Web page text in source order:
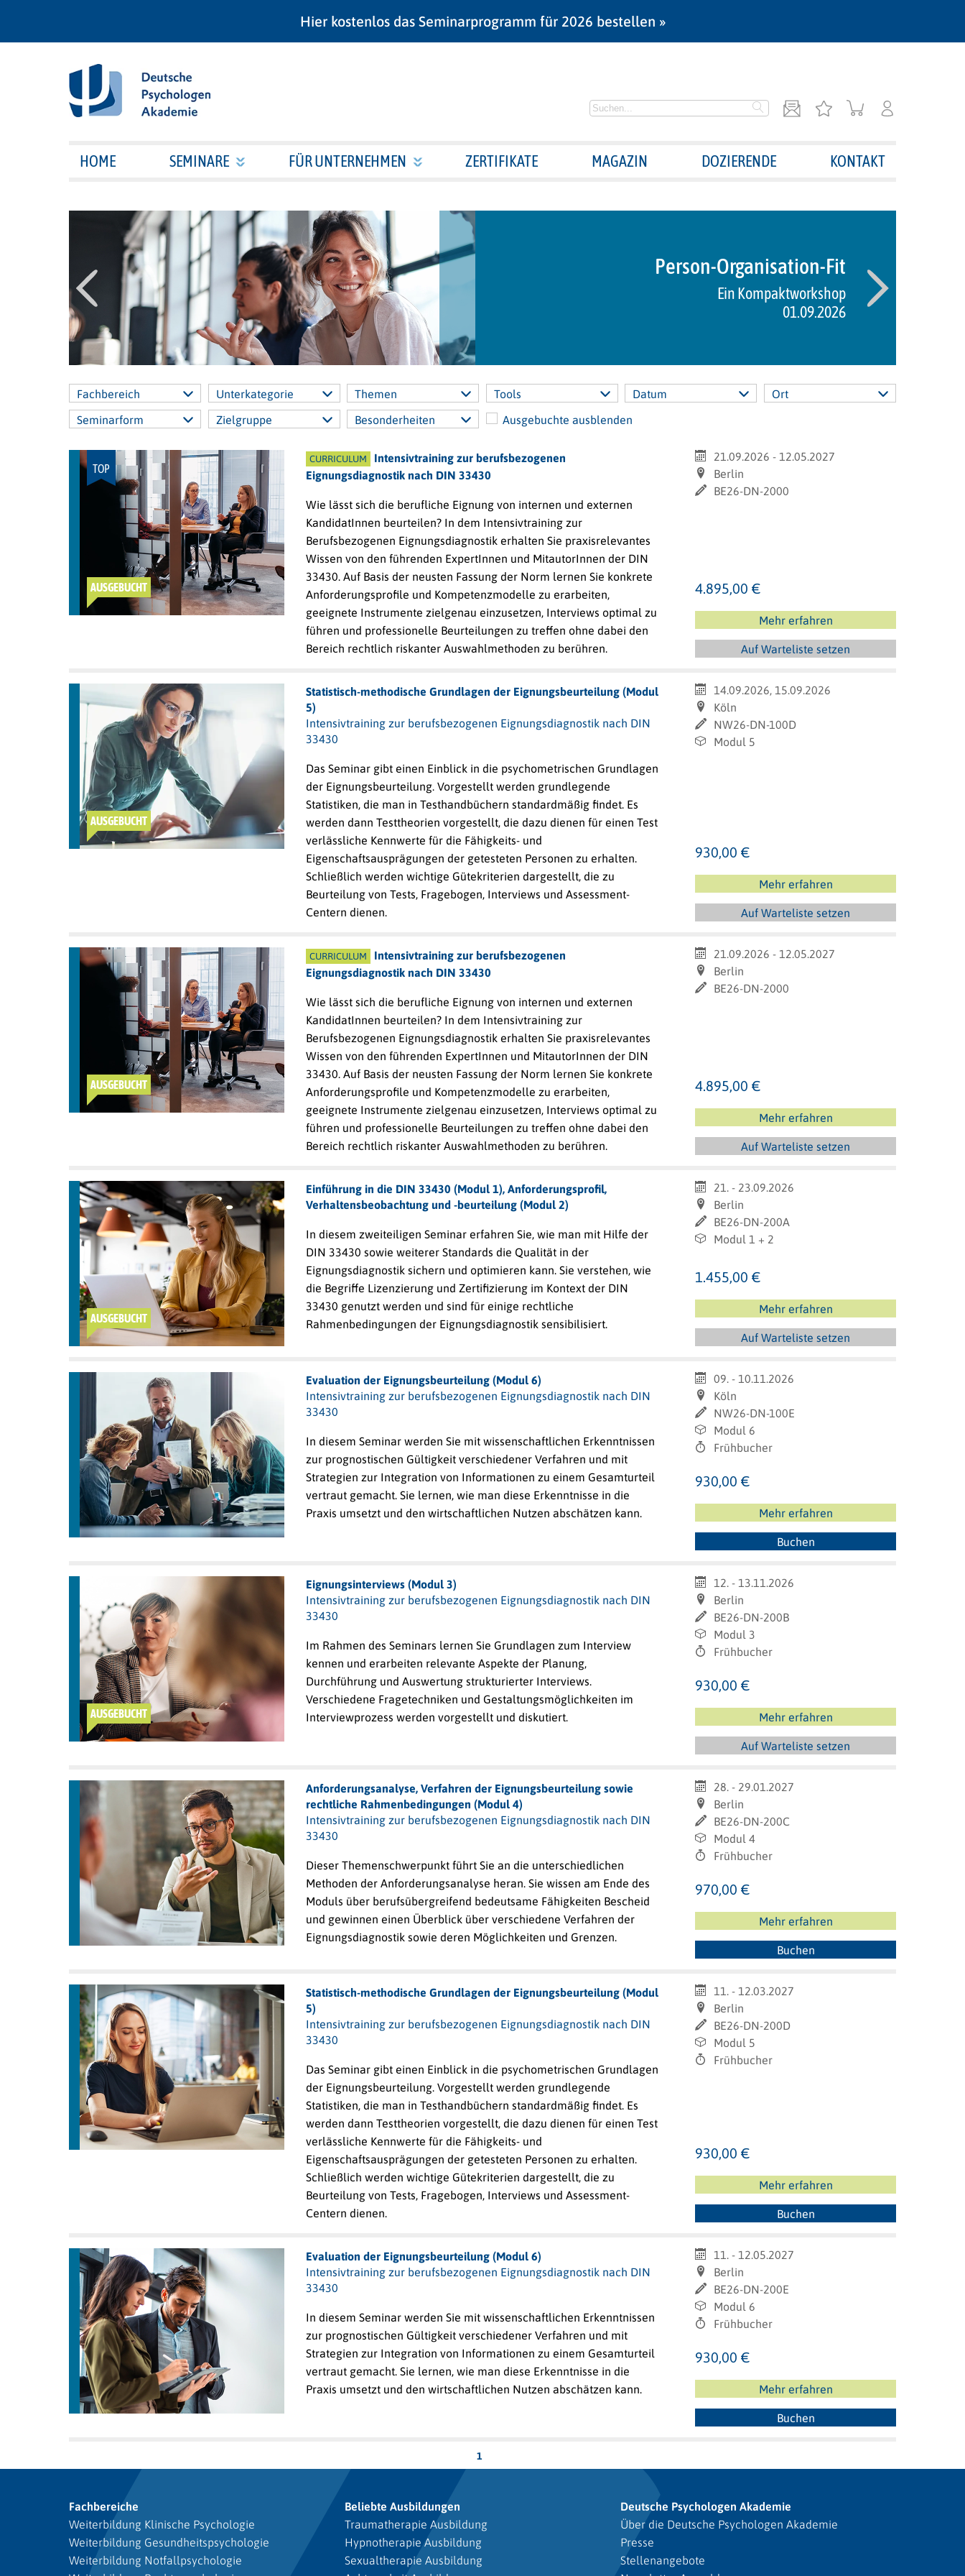
Hier kostenlos das Seminarprogramm für 2026 bestellen »
HOME SEMINARE FÜR UNTERNEHMEN ZERTIFIKATE MAGAZIN DOZIERENDE KONTAKT
Person-Organisation-Fit
Ein Kompaktworkshop
01.09.2026
Fachbereich Unterkategorie Themen Tools Datum
Ort
Seminarform
Zielgruppe Besonderheiten Ausgebuchte ausblenden
TOP
AUSGEBUCHT
CURRICULUM
Intensivtraining zur berufsbezogenen
Eignungsdiagnostik nach DIN 33430
Wie lässt sich die berufliche Eignung von internen und externen
KandidatInnen beurteilen? In dem Intensivtraining zur
Berufsbezogenen Eignungsdiagnostik erhalten Sie praxisrelevantes
Wissen von den führenden ExpertInnen und MitautorInnen der DIN
33430. Auf Basis der neusten Fassung der Norm lernen Sie konkrete
Anforderungsprofile und Kompetenzmodelle zu erarbeiten,
geeignete Instrumente zielgenau einzusetzen, Interviews optimal zu
führen und professionelle Beurteilungen zu treffen ohne dabei den
Bereich rechtlich riskanter Auswahlmethoden zu berühren.
21.09.2026 - 12.05.2027
Berlin
BE26-DN-2000
4.895,00 €
Mehr erfahren
Auf Warteliste setzen
AUSGEBUCHT
Statistisch-methodische Grundlagen der Eignungsbeurteilung (Modul
5)
Intensivtraining zur berufsbezogenen Eignungsdiagnostik nach DIN
33430
Das Seminar gibt einen Einblick in die psychometrischen Grundlagen
der Eignungsbeurteilung. Vorgestellt werden grundlegende
Statistiken, die man in Testhandbüchern standardmäßig findet. Es
werden dann Testtheorien vorgestellt, die dazu dienen für einen Test
verlässliche Kennwerte für die Fähigkeits- und
Eigenschaftsausprägungen der getesteten Personen zu erhalten.
Schließlich werden wichtige Gütekriterien dargestellt, die zu
Beurteilung von Tests, Fragebogen, Interviews und Assessment-
Centern dienen.
14.09.2026, 15.09.2026
Köln
NW26-DN-100D
Modul 5
930,00 €
Mehr erfahren
Auf Warteliste setzen
AUSGEBUCHT
CURRICULUM
Intensivtraining zur berufsbezogenen
Eignungsdiagnostik nach DIN 33430
Wie lässt sich die berufliche Eignung von internen und externen
KandidatInnen beurteilen? In dem Intensivtraining zur
Berufsbezogenen Eignungsdiagnostik erhalten Sie praxisrelevantes
Wissen von den führenden ExpertInnen und MitautorInnen der DIN
33430. Auf Basis der neusten Fassung der Norm lernen Sie konkrete
Anforderungsprofile und Kompetenzmodelle zu erarbeiten,
geeignete Instrumente zielgenau einzusetzen, Interviews optimal zu
führen und professionelle Beurteilungen zu treffen ohne dabei den
Bereich rechtlich riskanter Auswahlmethoden zu berühren.
21.09.2026 - 12.05.2027
Berlin
BE26-DN-2000
4.895,00 €
Mehr erfahren
Auf Warteliste setzen
AUSGEBUCHT
Einführung in die DIN 33430 (Modul 1), Anforderungsprofil,
Verhaltensbeobachtung und -beurteilung (Modul 2)
In diesem zweiteiligen Seminar erfahren Sie, wie man mit Hilfe der
DIN 33430 sowie weiterer Standards die Qualität in der
Eignungsdiagnostik sichern und optimieren kann. Sie verstehen, wie
die Begriffe Lizenzierung und Zertifizierung im Kontext der DIN
33430 genutzt werden und sind für einige rechtliche
Rahmenbedingungen der Eignungsdiagnostik sensibilisiert.
21. - 23.09.2026
Berlin
BE26-DN-200A
Modul 1 + 2
1.455,00 €
Mehr erfahren
Auf Warteliste setzen
Evaluation der Eignungsbeurteilung (Modul 6)
Intensivtraining zur berufsbezogenen Eignungsdiagnostik nach DIN
33430
In diesem Seminar werden Sie mit wissenschaftlichen Erkenntnissen
zur prognostischen Gültigkeit verschiedener Verfahren und mit
Strategien zur Integration von Informationen zu einem Gesamturteil
vertraut gemacht. Sie lernen, wie man diese Erkenntnisse in die
Praxis umsetzt und den wirtschaftlichen Nutzen abschätzen kann.
09. - 10.11.2026
Köln
NW26-DN-100E
Modul 6
Frühbucher
930,00 €
Mehr erfahren
Buchen
AUSGEBUCHT
Eignungsinterviews (Modul 3)
Intensivtraining zur berufsbezogenen Eignungsdiagnostik nach DIN
33430
Im Rahmen des Seminars lernen Sie Grundlagen zum Interview
kennen und erarbeiten relevante Aspekte der Planung,
Durchführung und Auswertung strukturierter Interviews.
Verschiedene Fragetechniken und Gestaltungsmöglichkeiten im
Interviewprozess werden vorgestellt und diskutiert.
12. - 13.11.2026
Berlin
BE26-DN-200B
Modul 3
Frühbucher
930,00 €
Mehr erfahren
Auf Warteliste setzen
Anforderungsanalyse, Verfahren der Eignungsbeurteilung sowie
rechtliche Rahmenbedingungen (Modul 4)
Intensivtraining zur berufsbezogenen Eignungsdiagnostik nach DIN
33430
Dieser Themenschwerpunkt führt Sie an die unterschiedlichen
Methoden der Anforderungsanalyse heran. Sie wissen am Ende des
Moduls über berufsübergreifend bedeutsame Fähigkeiten Bescheid
und gewinnen einen Überblick über verschiedene Verfahren der
Eignungsdiagnostik sowie deren Möglichkeiten und Grenzen.
28. - 29.01.2027
Berlin
BE26-DN-200C
Modul 4
Frühbucher
970,00 €
Mehr erfahren
Buchen
Statistisch-methodische Grundlagen der Eignungsbeurteilung (Modul
5)
Intensivtraining zur berufsbezogenen Eignungsdiagnostik nach DIN
33430
Das Seminar gibt einen Einblick in die psychometrischen Grundlagen
der Eignungsbeurteilung. Vorgestellt werden grundlegende
Statistiken, die man in Testhandbüchern standardmäßig findet. Es
werden dann Testtheorien vorgestellt, die dazu dienen für einen Test
verlässliche Kennwerte für die Fähigkeits- und
Eigenschaftsausprägungen der getesteten Personen zu erhalten.
Schließlich werden wichtige Gütekriterien dargestellt, die zu
Beurteilung von Tests, Fragebogen, Interviews und Assessment-
Centern dienen.
11. - 12.03.2027
Berlin
BE26-DN-200D
Modul 5
Frühbucher
930,00 €
Mehr erfahren
Buchen
Evaluation der Eignungsbeurteilung (Modul 6)
Intensivtraining zur berufsbezogenen Eignungsdiagnostik nach DIN
33430
In diesem Seminar werden Sie mit wissenschaftlichen Erkenntnissen
zur prognostischen Gültigkeit verschiedener Verfahren und mit
Strategien zur Integration von Informationen zu einem Gesamturteil
vertraut gemacht. Sie lernen, wie man diese Erkenntnisse in die
Praxis umsetzt und den wirtschaftlichen Nutzen abschätzen kann.
11. - 12.05.2027
Berlin
BE26-DN-200E
Modul 6
Frühbucher
930,00 €
Mehr erfahren
Buchen
1
Fachbereiche
Weiterbildung Klinische Psychologie
Weiterbildung Gesundheitspsychologie
Weiterbildung Notfallpsychologie
Beliebte Ausbildungen
Traumatherapie Ausbildung
Hypnotherapie Ausbildung
Sexualtherapie Ausbildung
Deutsche Psychologen Akademie
Über die Deutsche Psychologen Akademie
Presse
Stellenangebote